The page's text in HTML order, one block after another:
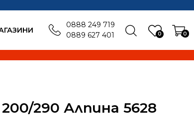
0 0
0888 249 719
0889 627 401
290 Алпина 5628